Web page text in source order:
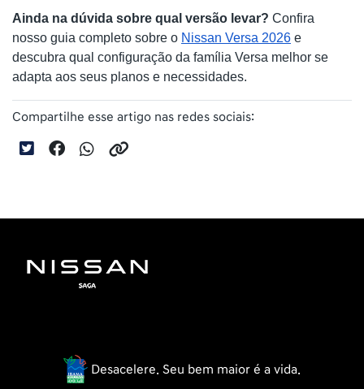
Ainda na dúvida sobre qual versão levar? Confira
nosso guia completo sobre o Nissan Versa 2026 e
descubra qual configuração da família Versa melhor se
adapta aos seus planos e necessidades.
Compartilhe esse artigo nas redes sociais:
Desacelere. Seu bem maior é a vida.